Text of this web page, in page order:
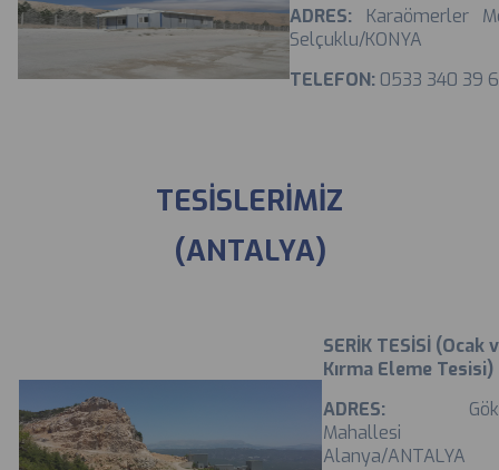
ADRES: Karaömerler
Selçuklu/KONYA
TELEFON: 0533 340 39
TESİSLERİMİZ
(ANTALYA)
SERİK TESİSİ (Ocak
Kırma Eleme Tesisi)
ADRES:
Mahallesi
Alanya/ANTALYA